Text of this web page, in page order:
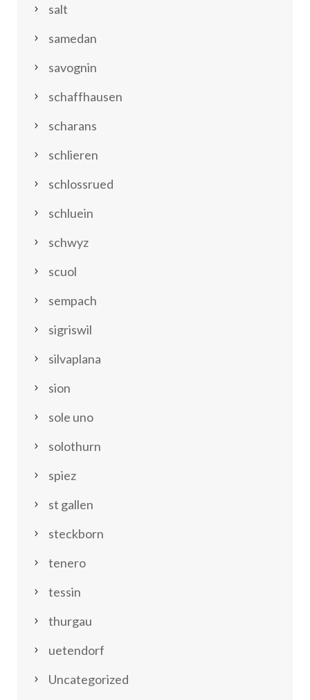
salt
samedan
savognin
schaffhausen
scharans
schlieren
schlossrued
schluein
schwyz
scuol
sempach
sigriswil
silvaplana
sion
sole uno
solothurn
spiez
st gallen
steckborn
tenero
tessin
thurgau
uetendorf
Uncategorized